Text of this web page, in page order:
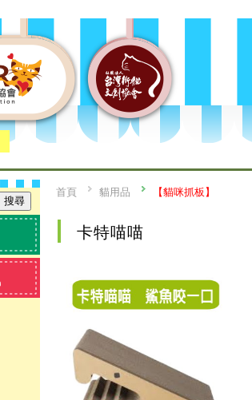
首頁 貓用品 【貓咪抓板】
卡特喵喵